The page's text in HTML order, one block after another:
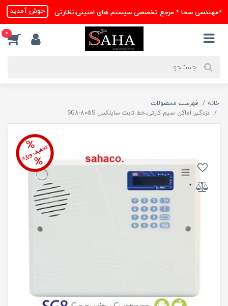
*مهندسی سحا * مرجع تخصصی سیستم های امنیتی،نظارتی خوش آمدید
0
خانه
فهرست محصولات
دزدگیر اماکن سیم کارتی،خط ثابت سایلکس SG8-805S